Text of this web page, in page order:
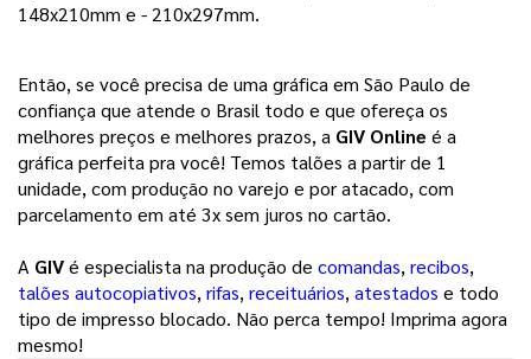
148x210mm e - 210x297mm.
Então, se você precisa de uma gráfica em São Paulo de
confiança que atende o Brasil todo e que ofereça os
melhores preços e melhores prazos, a GIV Online é a
gráfica perfeita pra você! Temos talões a partir de 1
unidade, com produção no varejo e por atacado, com
parcelamento em até 3x sem juros no cartão.
A GIVé especialista na produção de comandas,recibos,
talões autocopiativos,rifas,receituários,atestados e todo
tipo de impresso blocado. Não perca tempo! Imprima agora
mesmo!